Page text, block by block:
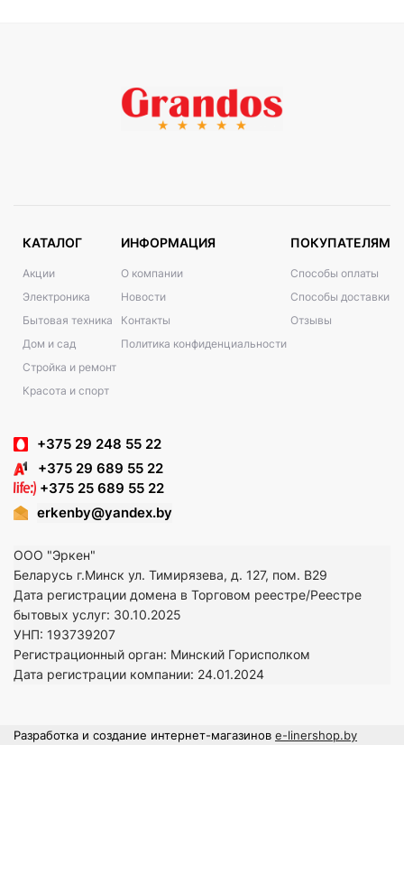
КАТАЛОГ
Акции
Электроника
Бытовая техника
Дом и сад
Стройка и ремонт
Красота и спорт
ИНФОРМАЦИЯ
О компании
Новости
Контакты
Политика конфиденциальности
ПОКУПАТЕЛЯМ
Способы оплаты
Способы доставки
Отзывы
+375 29 248 55 22
+375 29 689 55 22
+375 25 689 55 22
erkenby@yandex.by
ООО "Эркен"
Беларусь г.Минск ул. Тимирязева, д. 127, пом. В29
Дата регистрации домена в Торговом реестре/Реестре
бытовых услуг: 30.10.2025
УНП: 193739207
Регистрационный орган: Минский Горисполком
Дата регистрации компании: 24.01.2024
Разработка и создание интернет-магазинов e-linershop.by